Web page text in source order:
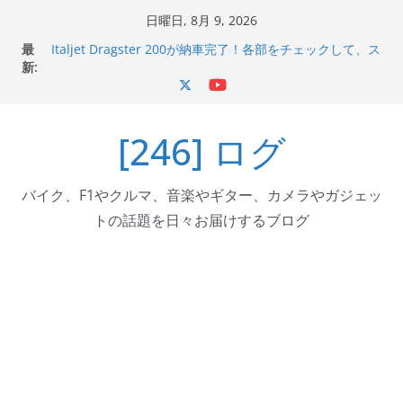
日曜日, 8月 9, 2026
最
新:
Italjet Dragster 200が納車完了！各部をチェックして、ス
器エフェクターが返礼品でもらえる！
Italjet Dragster 200のフロントISSサスの動きが判ったら
コーナリングが楽しくなった
[246] ログ
バイク、F1やクルマ、音楽やギター、カメラやガジェッ
トの話題を日々お届けするブログ